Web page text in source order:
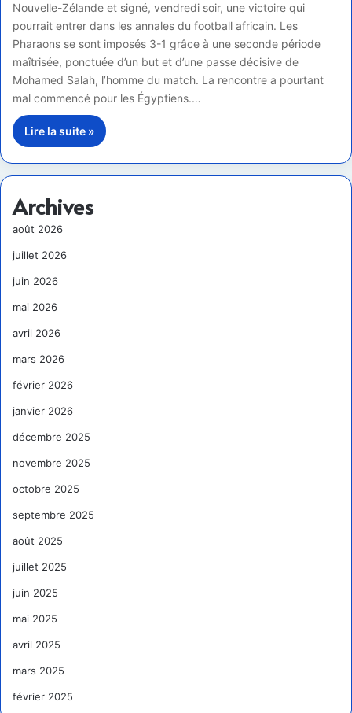
Nouvelle-Zélande et signé, vendredi soir, une victoire qui
pourrait entrer dans les annales du football africain. Les
Pharaons se sont imposés 3-1 grâce à une seconde période
maîtrisée, ponctuée d’un but et d’une passe décisive de
Mohamed Salah, l’homme du match. La rencontre a pourtant
mal commencé pour les Égyptiens.…
Lire la suite »
Archives
août 2026
juillet 2026
juin 2026
mai 2026
avril 2026
mars 2026
février 2026
janvier 2026
décembre 2025
novembre 2025
octobre 2025
septembre 2025
août 2025
juillet 2025
juin 2025
mai 2025
avril 2025
mars 2025
février 2025